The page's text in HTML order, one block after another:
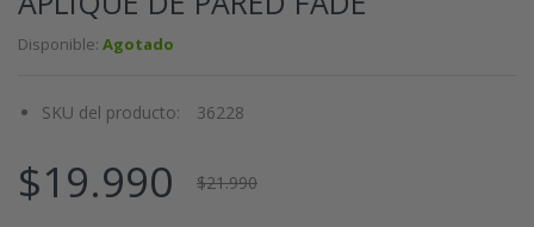
Disponible: Agotado
SKU del producto: 36228
$19.990 $21.990